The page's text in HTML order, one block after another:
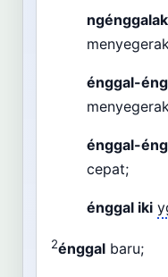
énggal-
énggal-
cepat;
énggal iki
2énggal baru;